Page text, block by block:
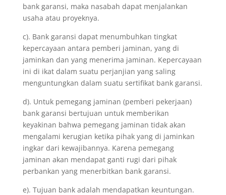
bank garansi, maka nasabah dapat menjalankan
usaha atau proyeknya.
c). Bank garansi dapat menumbuhkan tingkat
kepercayaan antara pemberi jaminan, yang di
jaminkan dan yang menerima jaminan. Kepercayaan
ini di ikat dalam suatu perjanjian yang saling
menguntungkan dalam suatu sertifikat bank garansi.
d). Untuk pemegang jaminan (pemberi pekerjaan)
bank garansi bertujuan untuk memberikan
keyakinan bahwa pemegang jaminan tidak akan
mengalami kerugian ketika pihak yang di jaminkan
ingkar dari kewajibannya. Karena pemegang
jaminan akan mendapat ganti rugi dari pihak
perbankan yang menerbitkan bank garansi.
e). Tujuan bank adalah mendapatkan keuntungan.